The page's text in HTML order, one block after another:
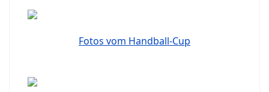
Fotos vom Handball-Cup